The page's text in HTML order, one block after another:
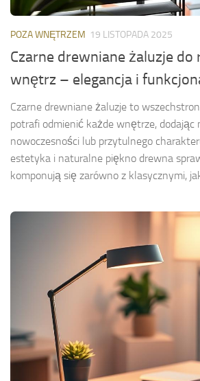
POZA WNĘTRZEM 19 LISTOPADA 2025
Czarne drewniane żaluzje
wnętrz – elegancja i
Czarne drewniane żaluzje to
potrafi odmienić każde wnętrze, dodając
nowoczesności lub przytulnego
estetyka i naturalne piękno drewna
komponują się zarówno z klasycznymi,